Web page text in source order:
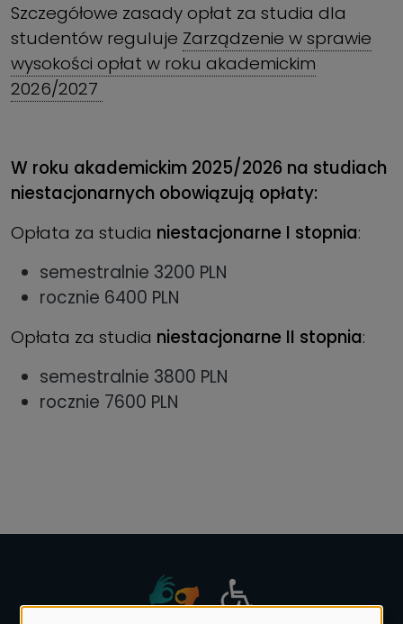
Szczegółowe zasady opłat za studia dla
studentów reguluje Zarządzenie w sprawie
wysokości opłat w roku akademickim
2026/2027
W roku akademickim 2025/2026 na studiach
niestacjonarnych obowiązują opłaty:
Opłata za studia niestacjonarne I stopnia:
semestralnie 3200 PLN
rocznie 6400 PLN
Opłata za studia niestacjonarne II stopnia:
semestralnie 3800 PLN
rocznie 7600 PLN